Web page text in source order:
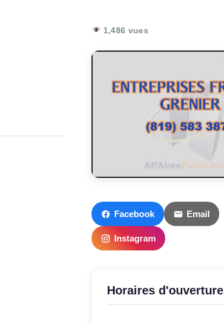
1,486 vues
Facebook Email
Instagram
Horaires d'ouverture